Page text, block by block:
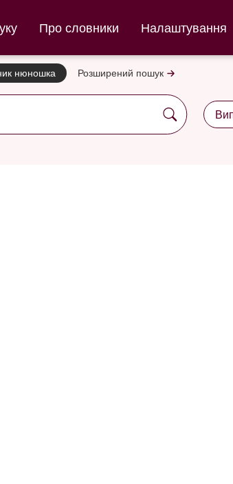
Про словники Налаштування
нюношка Розширений пошук